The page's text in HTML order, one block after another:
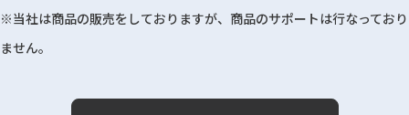
※当社は商品の販売をしておりますが、商品のサポートは行なっており
ません。